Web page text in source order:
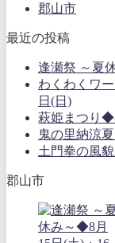
郡山市
最近の投稿
逢瀬祭 ～夏
わくわくワ
日(日)
萩姫まつり
鬼の里納涼
土門拳の風
郡山市